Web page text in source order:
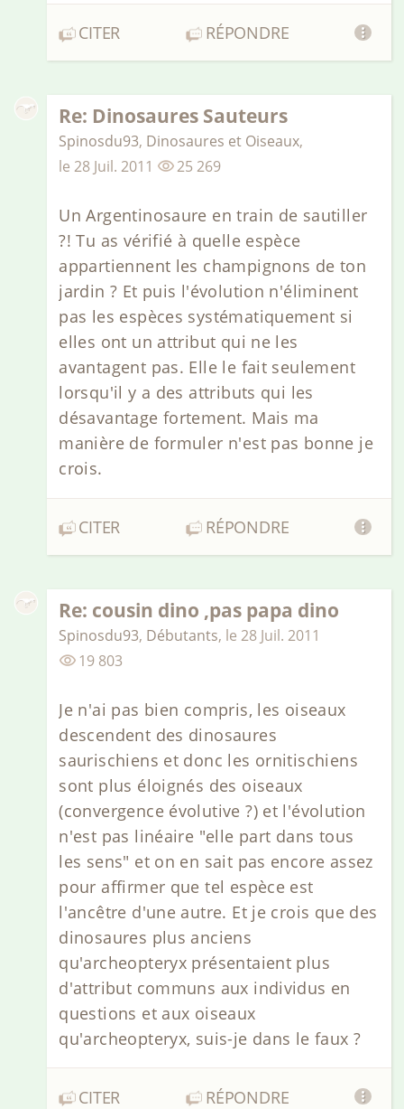
CITER RÉPONDRE
Re: Dinosaures Sauteurs
Spinosdu93, Dinosaures et Oiseaux,
le28 Juil. 2011 25 269
Un Argentinosaure en train de sautiller
?! Tu as vérifié à quelle espèce
appartiennent les champignons de ton
jardin ? Et puis l'évolution n'éliminent
pas les espèces systématiquement si
elles ont un attribut qui ne les
avantagent pas. Elle le fait seulement
lorsqu'il y a des attributs qui les
désavantage fortement. Mais ma
manière de formuler n'est pas bonne je
crois.
CITER RÉPONDRE
Re: cousin dino ,pas papa dino
Spinosdu93, Débutants, le28 Juil. 2011
19 803
Je n'ai pas bien compris, les oiseaux
descendent des dinosaures
saurischiens et donc les ornitischiens
sont plus éloignés des oiseaux
(convergence évolutive ?) et l'évolution
n'est pas linéaire "elle part dans tous
les sens" et on en sait pas encore assez
pour affirmer que tel espèce est
l'ancêtre d'une autre. Et je crois que des
dinosaures plus anciens
qu'archeopteryx présentaient plus
d'attribut communs aux individus en
questions et aux oiseaux
qu'archeopteryx, suis-je dans le faux ?
CITER RÉPONDRE